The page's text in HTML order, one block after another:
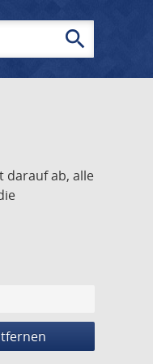
search
darauf ab, alle